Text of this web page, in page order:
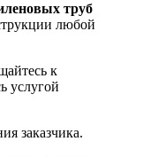
труб
любой
к
услугой
заказчика.